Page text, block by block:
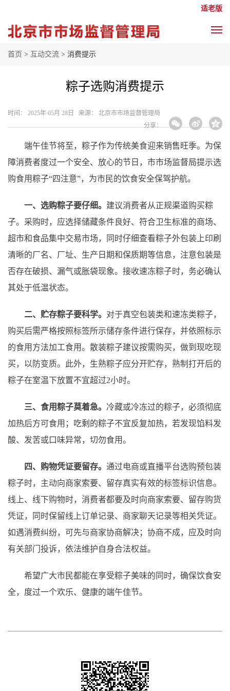
适老版
首页 > 互动交流 > 消费提示
粽子选购消费提示
时间： 2025年 05月 28日 来源： 北京市市场监督管理局
分享：
端午佳节将至，粽子作为传统美食迎来销售旺季。为保
障消费者度过一个安全、放心的节日，市市场监督局提示选
购食用粽子“四注意”，为市民的饮食安全保驾护航。
一、选购粽子要仔细。 建议消费者从正规渠道购买粽
子。采购时，应选择储藏条件良好、符合卫生标准的商场、
超市和食品集中交易市场，同时仔细查看粽子外包装上印刷
清晰的厂名、厂址、生产日期和保质期等信息，注意包装是
否存在破损、漏气或胀袋现象。接收速冻粽子时，务必确认
其处于低温状态。
二、贮存粽子要科学。 对于真空包装类和速冻类粽子，
购买后需严格按照标签所示储存条件进行保存，并依照标示
的食用方法加工食用。散装粽子建议按需购买，做到现吃现
买，以防变质。此外，生熟粽子应分开贮存，熟制打开后的
粽子在室温下放置不宜超过2小时。
三、食用粽子莫着急。 冷藏或冷冻过的粽子，必须彻底
加热后方可食用；吃剩的粽子不宜反复加热，若发现馅料发
酸、发苦或口味异常，切勿食用。
四、购物凭证要留存。 通过电商或直播平台选购预包装
粽子时，主动向商家索要、留存真实有效的标签标识信息。
线上、线下购物时，消费者都要及时向商家索要、留存购货
凭证，同时保留线上订单记录、商家聊天记录等相关凭证。
如遇消费纠纷，可先与商家协商解决；协商不成，应及时向
有关部门投诉，依法维护自身合法权益。
希望广大市民都能在享受粽子美味的同时，确保饮食安
全，度过一个欢乐、健康的端午佳节。